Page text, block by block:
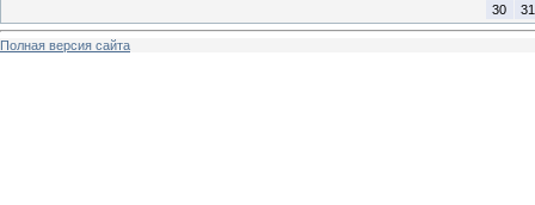
30
31
Полная версия сайта